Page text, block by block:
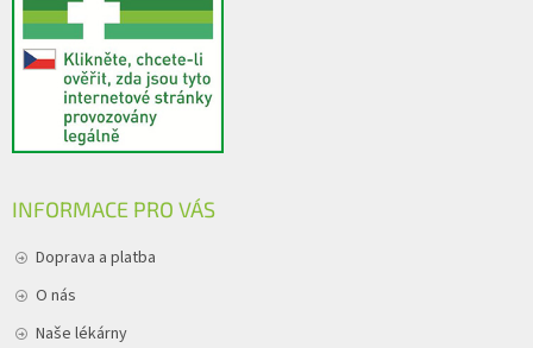
INFORMACE PRO VÁS
Doprava a platba
O nás
Naše lékárny